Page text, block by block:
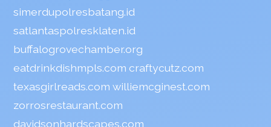
simerdupolresbatang.id
satlantaspolresklaten.id
buffalogrovechamber.org
eatdrinkdishmpls.com craftycutz.com
texasgirlreads.com williemcginest.com
zorrosrestaurant.com
davidsonhardscapes.com